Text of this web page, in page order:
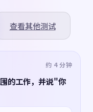
查看其他测试
约 4 分钟
的工作，并说"你